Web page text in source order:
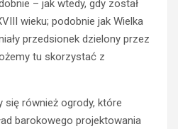
– jak wtedy, gdy został
wieku; podobnie jak Wielka
przedsionek dzielony przez
tu skorzystać z
się również ogrody, które
barokowego projektowania